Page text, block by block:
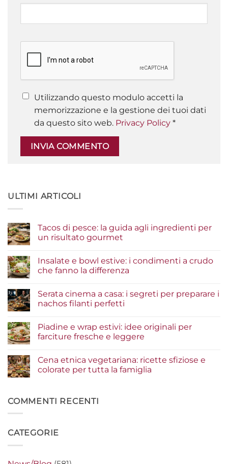
Utilizzando questo modulo accetti la
memorizzazione e la gestione dei tuoi dati
da questo sito web. Privacy Policy *
ULTIMI ARTICOLI
Tacos di pesce: la guida agli ingredienti per
un risultato gourmet
su
Tacos
di
guida
ingredienti
risultato
gourmet
Insalate e bowl estive: i condimenti a crudo
che fanno la differenza
su
Insalate
e
condimenti
a
fanno
differenza
Serata cinema a casa: i segreti per preparare i
nachos filanti perfetti
su
Serata
cinema
i
segreti
per
filanti
perfetti
Piadine e wrap estivi: idee originali per
farciture fresche e leggere
su
Piadine
e
originali
per
leggere
Cena etnica vegetariana: ricette sfiziose e
colorate per tutta la famiglia
Cena
etnica
e
COMMENTI RECENTI
CATEGORIE